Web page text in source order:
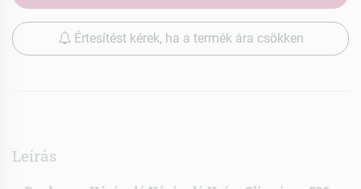
Értesítést kérek, ha a termék ára csökken
Leírás